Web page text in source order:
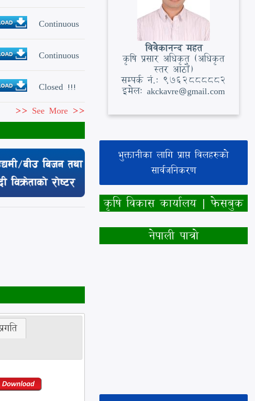
Continuous
Continuous
Closed !!!
>> See More >>
विवेकानन्द महत
कृषि प्रसार अधिकृत (अधिकृत
स्तर आठौं)
सम्पर्क नं.: 9762888882
इमेल: akckavre@gmail.com
भुक्तानीका लागि प्राप्त विलहरुको
सार्वजनिकरण
कृषि विकास कार्यालय | फेसबुक
नेपाली पात्रो